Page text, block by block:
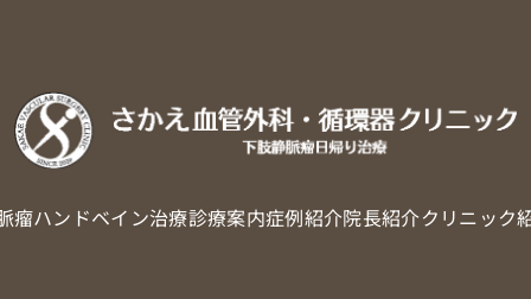
瘤ハンドベイン治療診療案内症例紹介院長紹介クリニック